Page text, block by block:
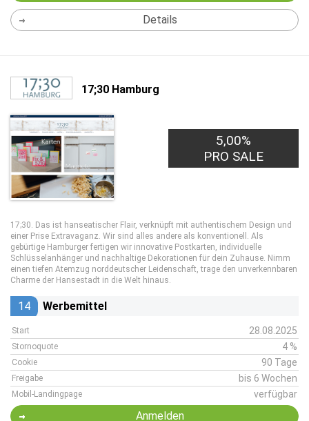
Details
17;30 Hamburg
5,00%
PRO SALE
17;30. Das ist hanseatischer Flair, verknüpft mit authentischem Design und
einer Prise Extravaganz. Wir sind alles andere als konventionell. Als
gebürtige Hamburger fertigen wir innovative Postkarten, individuelle
Schlüsselanhänger und nachhaltige Dekorationen für dein Zuhause. Nimm
einen tiefen Atemzug norddeutscher Leidenschaft, trage den unverkennbaren
Charme der Hansestadt in die Welt hinaus.
14 Werbemittel
Start 28.08.2025
Stornoquote 4 %
Cookie 90 Tage
Freigabe bis 6 Wochen
Mobil-Landingpage verfügbar
Anmelden